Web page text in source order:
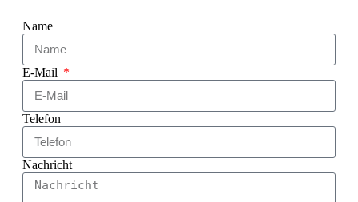
Name
E-Mail
Telefon
Nachricht